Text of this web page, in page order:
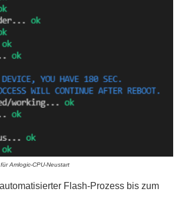
Amlogic-CPU-Neustart
Flash-Prozess bis zum